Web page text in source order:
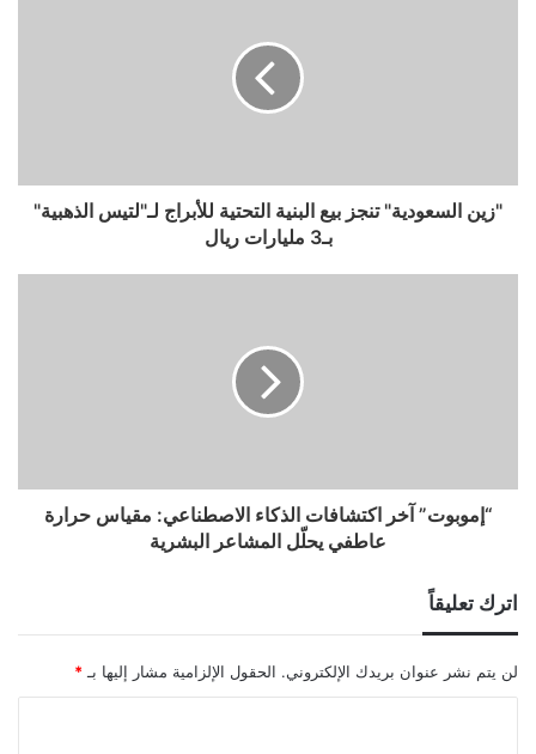
"زين السعودية" تنجز بيع البنية التحتية للأبراج لـ"لتيس الذهبية"
بـ3 مليارات ريال
“إموبوت” آخر اكتشافات الذكاء الاصطناعي: مقياس حرارة
عاطفي يحلّل المشاعر البشرية
اترك تعليقاً
لن يتم نشر عنوان بريدك الإلكتروني. الحقول الإلزامية مشار إليها بـ *